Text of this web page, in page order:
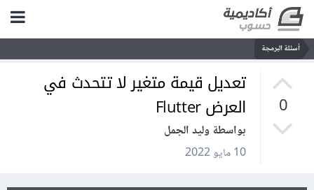
أسئلة البرمجة
0
تعديل قيمة متغير لا تتحدث في
العرض Flutter
بواسطة وليد الجمل
10 مايو 2022